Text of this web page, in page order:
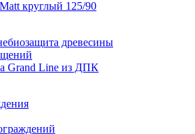
круглый 125/90
древесины
Grand Line из ДПК